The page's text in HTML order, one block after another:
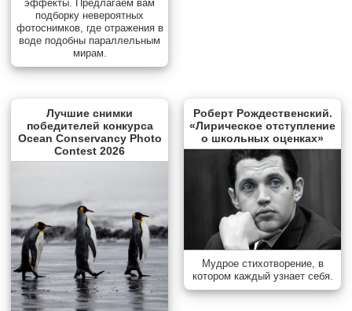
эффекты. Предлагаем вам
подборку невероятных
фотоснимков, где отражения в
воде подобны параллельным
мирам.
Лучшие снимки
победителей конкурса
Ocean Conservancy Photo
Contest 2026
Роберт Рождественский.
«Лирическое отступление
о школьных оценках»
Мудрое стихотворение, в
котором каждый узнает себя.